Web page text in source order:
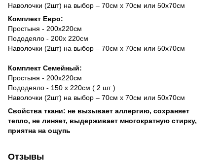
Наволочки (2шт) на выбор – 70см х 70см или 50х70см
Комплект Евро:
Простыня - 200х220см
Пододеяло - 200х 220см
Наволочки (2шт) на выбор – 70см х 70см или 50х70см
Комплект Семейный:
Простыня - 200х220см
Пододеяло - 150 х 220см ( 2 шт )
Наволочки (2шт) на выбор – 70см х 70см или 50х70см
Свойства ткани: не вызывает аллергию, сохраняет
тепло, не линяет, выдерживает многократную стирку,
приятна на ощупь
Отзывы